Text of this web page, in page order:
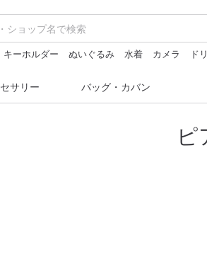
キーホルダー ぬいぐるみ 水着 カメラ
ド
サリー バッグ・カバン